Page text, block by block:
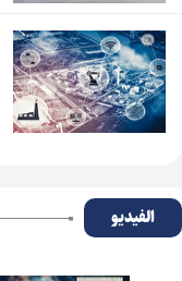
الفیدیو